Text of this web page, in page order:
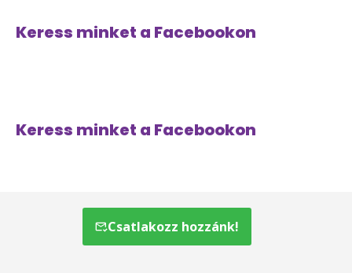
Keress minket a Facebookon
Keress minket a Facebookon
Csatlakozz hozzánk!